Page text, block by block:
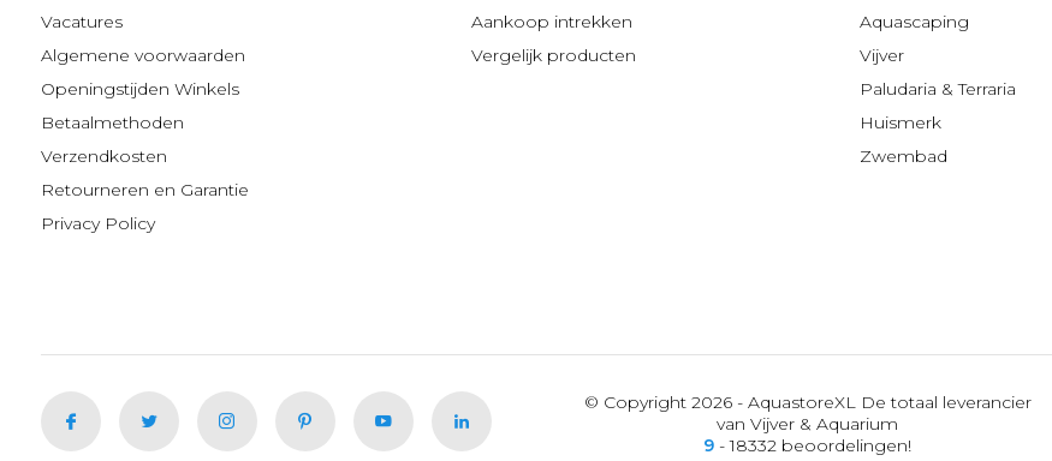
Vacatures
Algemene voorwaarden
Openingstijden Winkels
Betaalmethoden
Verzendkosten
Retourneren en Garantie
Privacy Policy
Aankoop intrekken
Vergelijk producten
Aquascaping
Vijver
Paludaria & Terraria
Huismerk
Zwembad
© Copyright 2026 - AquastoreXL De totaal leverancier
van Vijver & Aquarium
9 - 18332 beoordelingen!